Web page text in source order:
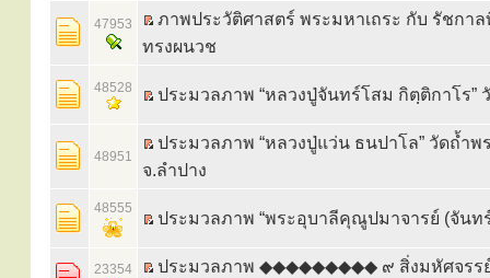
47953
ภาพประวัติศาสตร์ พระมหาเถระ กับ รัชกา
ทรงผนวช
48528 ประมวลภาพ “หลวงปู่จันทร์โสม กิตฺติกาโร”
48951
ประมวลภาพ “หลวงปู่แว่น ธนปาโล” วัดถ้ำพ
จ.ลำปาง
48555
ประมวลภาพ “พระอุบาลีคุณูปมาจารย์ (จันท
23354 ประมวลภาพ ◆◆◆◆◆◆◆◆◆ ๙ สิ่งมหัศจรร